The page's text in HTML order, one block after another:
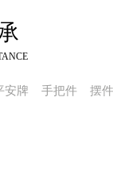
安牌 手把件 摆件